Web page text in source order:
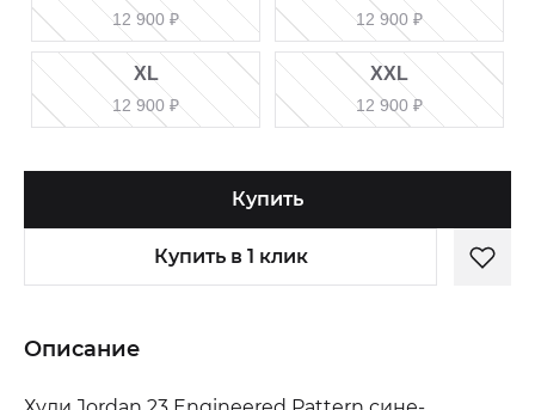
12 900 ₽ 12 900 ₽
XL
12 900 ₽
XXL
12 900 ₽
Купить
Купить в 1 клик
Описание